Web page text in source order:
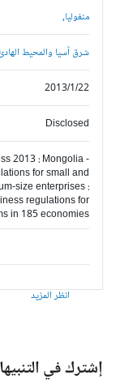
منغوليا,
شرق آسيا والمحيط الهادئ,
2013/1/22
Disclosed
2013 : Mongolia -
for small and
size enterprises :
regulations for
in 185 economies
انظر المزيد
إشترك في التنبيهات